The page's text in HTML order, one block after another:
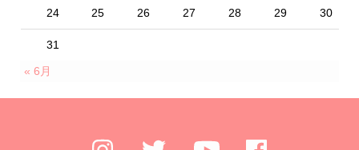
24 25 26 27 28 29 30
31
« 6月